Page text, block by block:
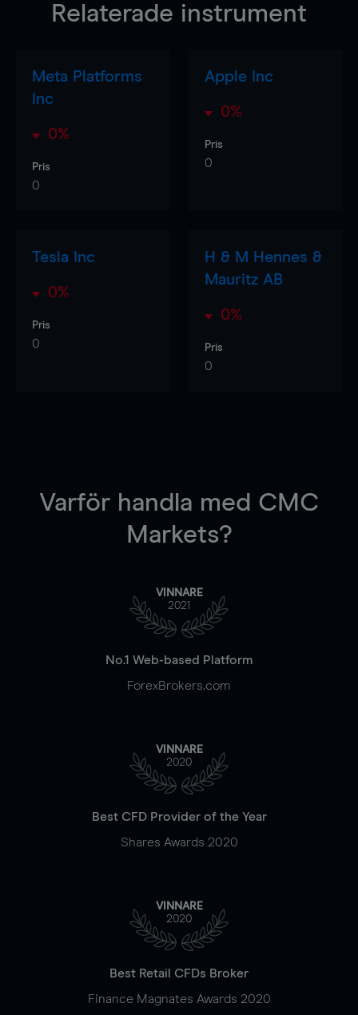
Relaterade instrument
Meta Platforms
Inc
0%
Pris
0
Apple Inc
0%
Pris
0
Tesla Inc
0%
Pris
0
H & M Hennes &
Mauritz AB
0%
Pris
0
Varför handla med CMC
Markets?
VINNARE
2021
No.1 Web-based Platform
ForexBrokers.com
VINNARE
2020
Best CFD Provider of the Year
Shares Awards 2020
VINNARE
2020
Best Retail CFDs Broker
Finance Magnates Awards 2020